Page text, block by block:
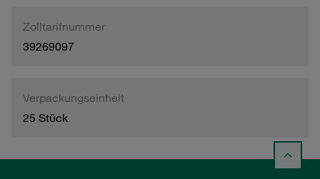
Zolltarifnummer
39269097
Verpackungseinheit
25 Stück